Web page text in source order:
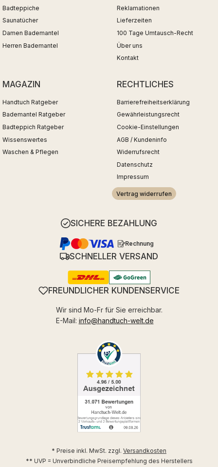
Badteppiche
Saunatücher
Damen Bademantel
Herren Bademantel
Reklamationen
Lieferzeiten
100 Tage Umtausch-Recht
Über uns
Kontakt
MAGAZIN
Handtuch Ratgeber
Bademantel Ratgeber
Badteppich Ratgeber
Wissenswertes
Waschen & Pflegen
RECHTLICHES
Barrierefreiheitserklärung
Gewährleistungsrecht
Cookie-Einstellungen
AGB / Kundeninfo
Widerrufsrecht
Datenschutz
Impressum
Vertrag widerrufen
SICHERE BEZAHLUNG
Rechnung
SCHNELLER VERSAND
FREUNDLICHER KUNDENSERVICE
Wir sind Mo-Fr für Sie erreichbar.
E-Mail: info@handtuch-welt.de
* Preise inkl. MwSt. zzgl. Versandkosten
** UVP = Unverbindliche Preisempfehlung des Herstellers